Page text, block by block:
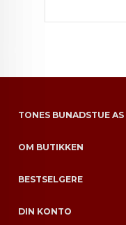
TONES BUNADSTUE AS
OM BUTIKKEN
BESTSELGERE
DIN KONTO